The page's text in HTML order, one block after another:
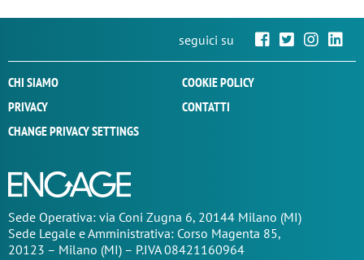
seguici su
CHI SIAMO
COOKIE POLICY
PRIVACY
CONTATTI
CHANGE PRIVACY SETTINGS
Sede Operativa: via Coni Zugna 6, 20144 Milano (MI)
Sede Legale e Amministrativa: Corso Magenta 85,
20123 – Milano (MI) – P.IVA 08421160964